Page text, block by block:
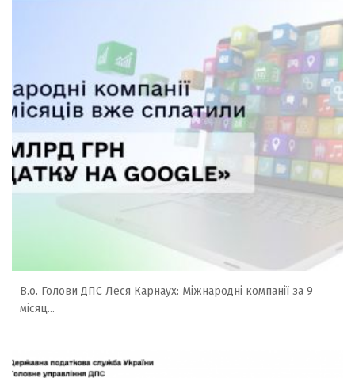
В.о. Голови ДПС Леся Карнаух: Міжнародні компанії за 9
місяц...